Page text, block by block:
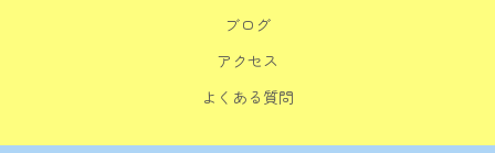
ブログ
アクセス
よくある質問